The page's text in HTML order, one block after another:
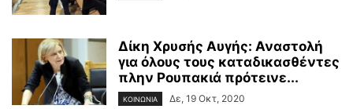
Δίκη Χρυσής Αυγής: Αναστολή
για όλους τους καταδικασθέντες
πλην Ρουπακιά πρότεινε...
ΚΟΙΝΩΝΙΑ Δε, 19 Οκτ, 2020